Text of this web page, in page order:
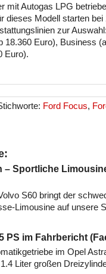
mit Autogas LPG
dieses Modell starten bei
zur
18.360 Euro), Business
Euro).
Ford Focus,
– Sportliche
S60 bringt der
Limousine auf unsere
PS im Fahrbericht
im Opel
Liter großen